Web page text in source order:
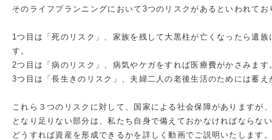
そのライフプランニングにおいて3つのリスクがあるといわれてお
1つ目は「死のリスク」、家族を残して大黒柱が亡くなったら遺
す。
2つ目は「病のリスク」、病気やケガをすれば医療費がかさみます
3つ目は「長生きのリスク」、夫婦二人の老後生活のためには蓄
これら３つのリスクに対して、国家による社会保障がありますが
となり足りない部分は、私たち自身で備えておかなければならな
どうすれば資産を形成できるかを詳しく動画でご説明いたします。